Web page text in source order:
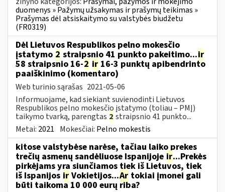
duomenys » Pažymų užsakymas ir prašymų teikimas »
Prašymas dėl atsiskaitymo su valstybės biudžetu
(FR0319)
Dėl Lietuvos Respublikos pelno mokesčio
įstatymo 2 straipsnio 41 punkto pakeitimo...ir
58 straipsnio 16-2 ir 16-3 punktų apibendrinto
paaiškinimo (komentaro)
Web turinio sąrašas 2021-05-06
Informuojame, kad siekiant suvienodinti Lietuvos
Respublikos pelno mokesčio įstatymo (toliau – PMĮ)
taikymo tvarką, parengtas 2 straipsnio 41 punkto...
Metai: 2021 Mokesčiai: Pelno mokestis
kitose valstybėse narėse, tačiau laiko prekes
trečių asmenų sandėliuose Ispanijoje ir...Prekės
pirkėjams yra siunčiamos tiek iš Lietuvos, tiek
iš Ispanijos ir Vokietijos...Ar tokiai įmonei gali
būti taikoma 10 000 eurų riba?